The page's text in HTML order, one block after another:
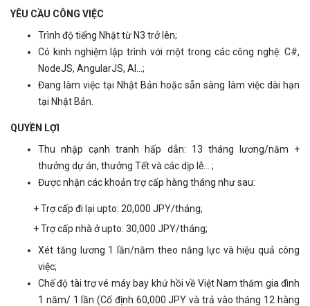
YÊU CẦU CÔNG VIỆC
Trình độ tiếng Nhật từ N3 trở lên;
Có kinh nghiệm lập trình với một trong các công nghệ: C#,
NodeJS, AngularJS, AI...;
Đang làm việc tại Nhật Bản hoặc sẵn sàng làm việc dài hạn
tại Nhật Bản.
QUYỀN LỢI
Thu nhập cạnh tranh hấp dẫn: 13 tháng lương/năm +
thưởng dự án, thưởng Tết và các dịp lễ… ;
Được nhận các khoản trợ cấp hàng tháng như sau:
+ Trợ cấp đi lại upto: 20,000 JPY/tháng;
+ Trợ cấp nhà ở upto: 30,000 JPY/tháng;
Xét tăng lương 1 lần/năm theo năng lực và hiệu quả công
việc;
Chế độ tài trợ vé máy bay khứ hồi về Việt Nam thăm gia đình
1 năm/ 1 lần (Cố định 60,000 JPY và trả vào tháng 12 hàng